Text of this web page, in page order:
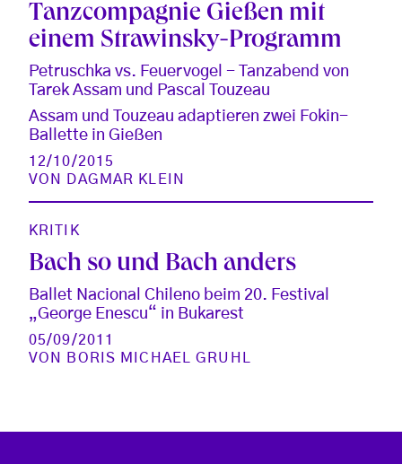
Tanzcompagnie Gießen mit
einem Strawinsky-Programm
Petruschka vs. Feuervogel - Tanzabend von
Tarek Assam und Pascal Touzeau
Assam und Touzeau adaptieren zwei Fokin-
Ballette in Gießen
12/10/2015
VON
DAGMAR KLEIN
KRITIK
Bach so und Bach anders
Ballet Nacional Chileno beim 20. Festival
„George Enescu“ in Bukarest
05/09/2011
VON
BORIS MICHAEL GRUHL